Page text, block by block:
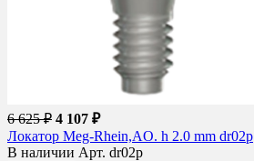
6 625 ₽ 4 107 ₽
Локатор Meg-Rhein,AO. h 2.0 mm dr02p
В наличии Арт. dr02p